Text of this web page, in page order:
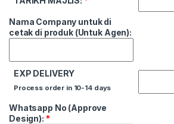
Nama Company untuk di
cetak di produk (Untuk Agen):
EXP DELIVERY
Process order in 10-14 days
Whatsapp No (Approve
Design): *